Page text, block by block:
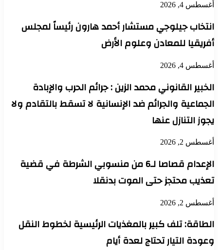
أغسطس 4, 2026
انتخاب جيلوجي مستشار أحمد هارون رئيساً لمجلس
أفريقيا للمعادن وعلوم الأرض
أغسطس 4, 2026
الخبير القانوني محمد الزين : جرائم الحرب والإبادة
الجماعية والجرائم ضد الإنسانية لا تسقط بالتقادم ولا
يجوز التنازل عنها
أغسطس 2, 2026
الإعدام قصاصا لـ6 من منسوبي الشرطة في قضية
تعذيب محتجز حتى الموت بدنقلا
أغسطس 2, 2026
الطاقة: تلف كبير بالمغذيات الرئيسية لخطوط النقل
وعودة التيار تحتاج لعدة أيام